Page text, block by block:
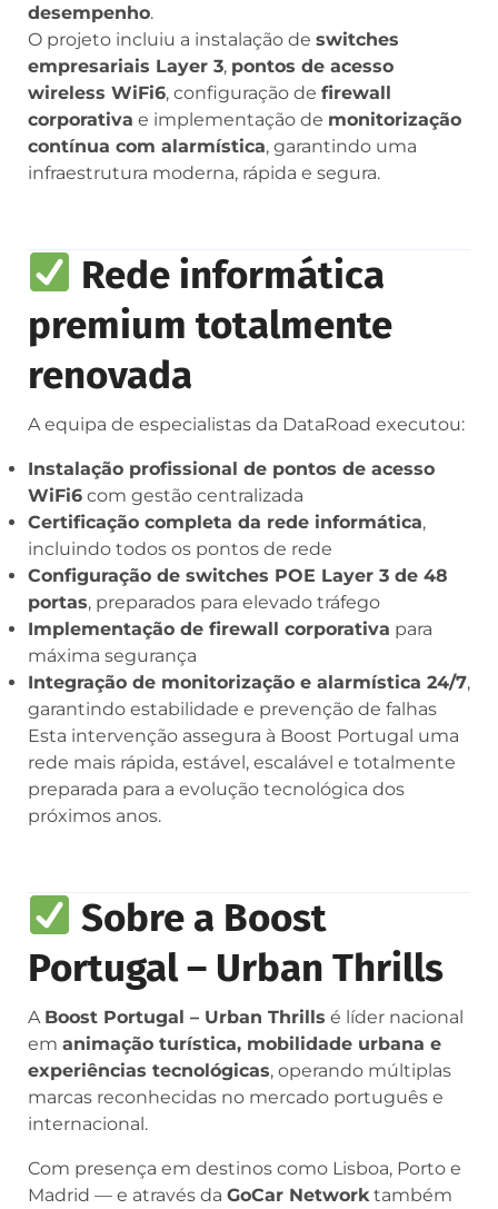
desempenho.
O projeto incluiu a instalação de switches
empresariais Layer 3, pontos de acesso
wireless WiFi6, configuração de firewall
corporativa e implementação de monitorização
contínua com alarmística, garantindo uma
infraestrutura moderna, rápida e segura.
Rede informática
premium totalmente
renovada
A equipa de especialistas da DataRoad executou:
Instalação profissional de pontos de acesso
WiFi6 com gestão centralizada
Certificação completa da rede informática,
incluindo todos os pontos de rede
Configuração de switches POE Layer 3 de 48
portas, preparados para elevado tráfego
Implementação de firewall corporativa para
máxima segurança
Integração de monitorização e alarmística 24/7,
garantindo estabilidade e prevenção de falhas
Esta intervenção assegura à Boost Portugal uma
rede mais rápida, estável, escalável e totalmente
preparada para a evolução tecnológica dos
próximos anos.
Sobre a Boost
Portugal – Urban Thrills
A Boost Portugal – Urban Thrills é líder nacional
em animação turística, mobilidade urbana e
experiências tecnológicas, operando múltiplas
marcas reconhecidas no mercado português e
internacional.
Com presença em destinos como Lisboa, Porto e
Madrid — e através da GoCar Networktambém